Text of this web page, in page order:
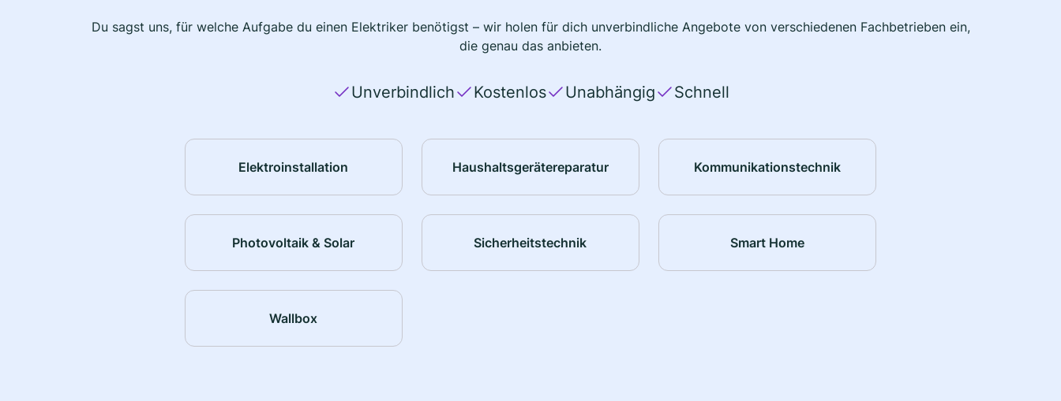
Du sagst uns, für welche Aufgabe du einen Elektriker benötigst – wir holen für dich unverbindliche Angebote von verschiedenen Fachbetrieben ein,
die genau das anbieten.
Unverbindlich Kostenlos Unabhängig Schnell
Elektroinstallation Haushaltsgerätereparatur Kommunikationstechnik
Photovoltaik & Solar Sicherheitstechnik Smart Home
Wallbox